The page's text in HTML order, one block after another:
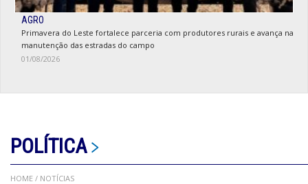
AGRO
Primavera do Leste fortalece parceria com produtores rurais e avança na
manutenção das estradas do campo
01/08/2026
POLÍTICA
HOME / NOTÍCIAS